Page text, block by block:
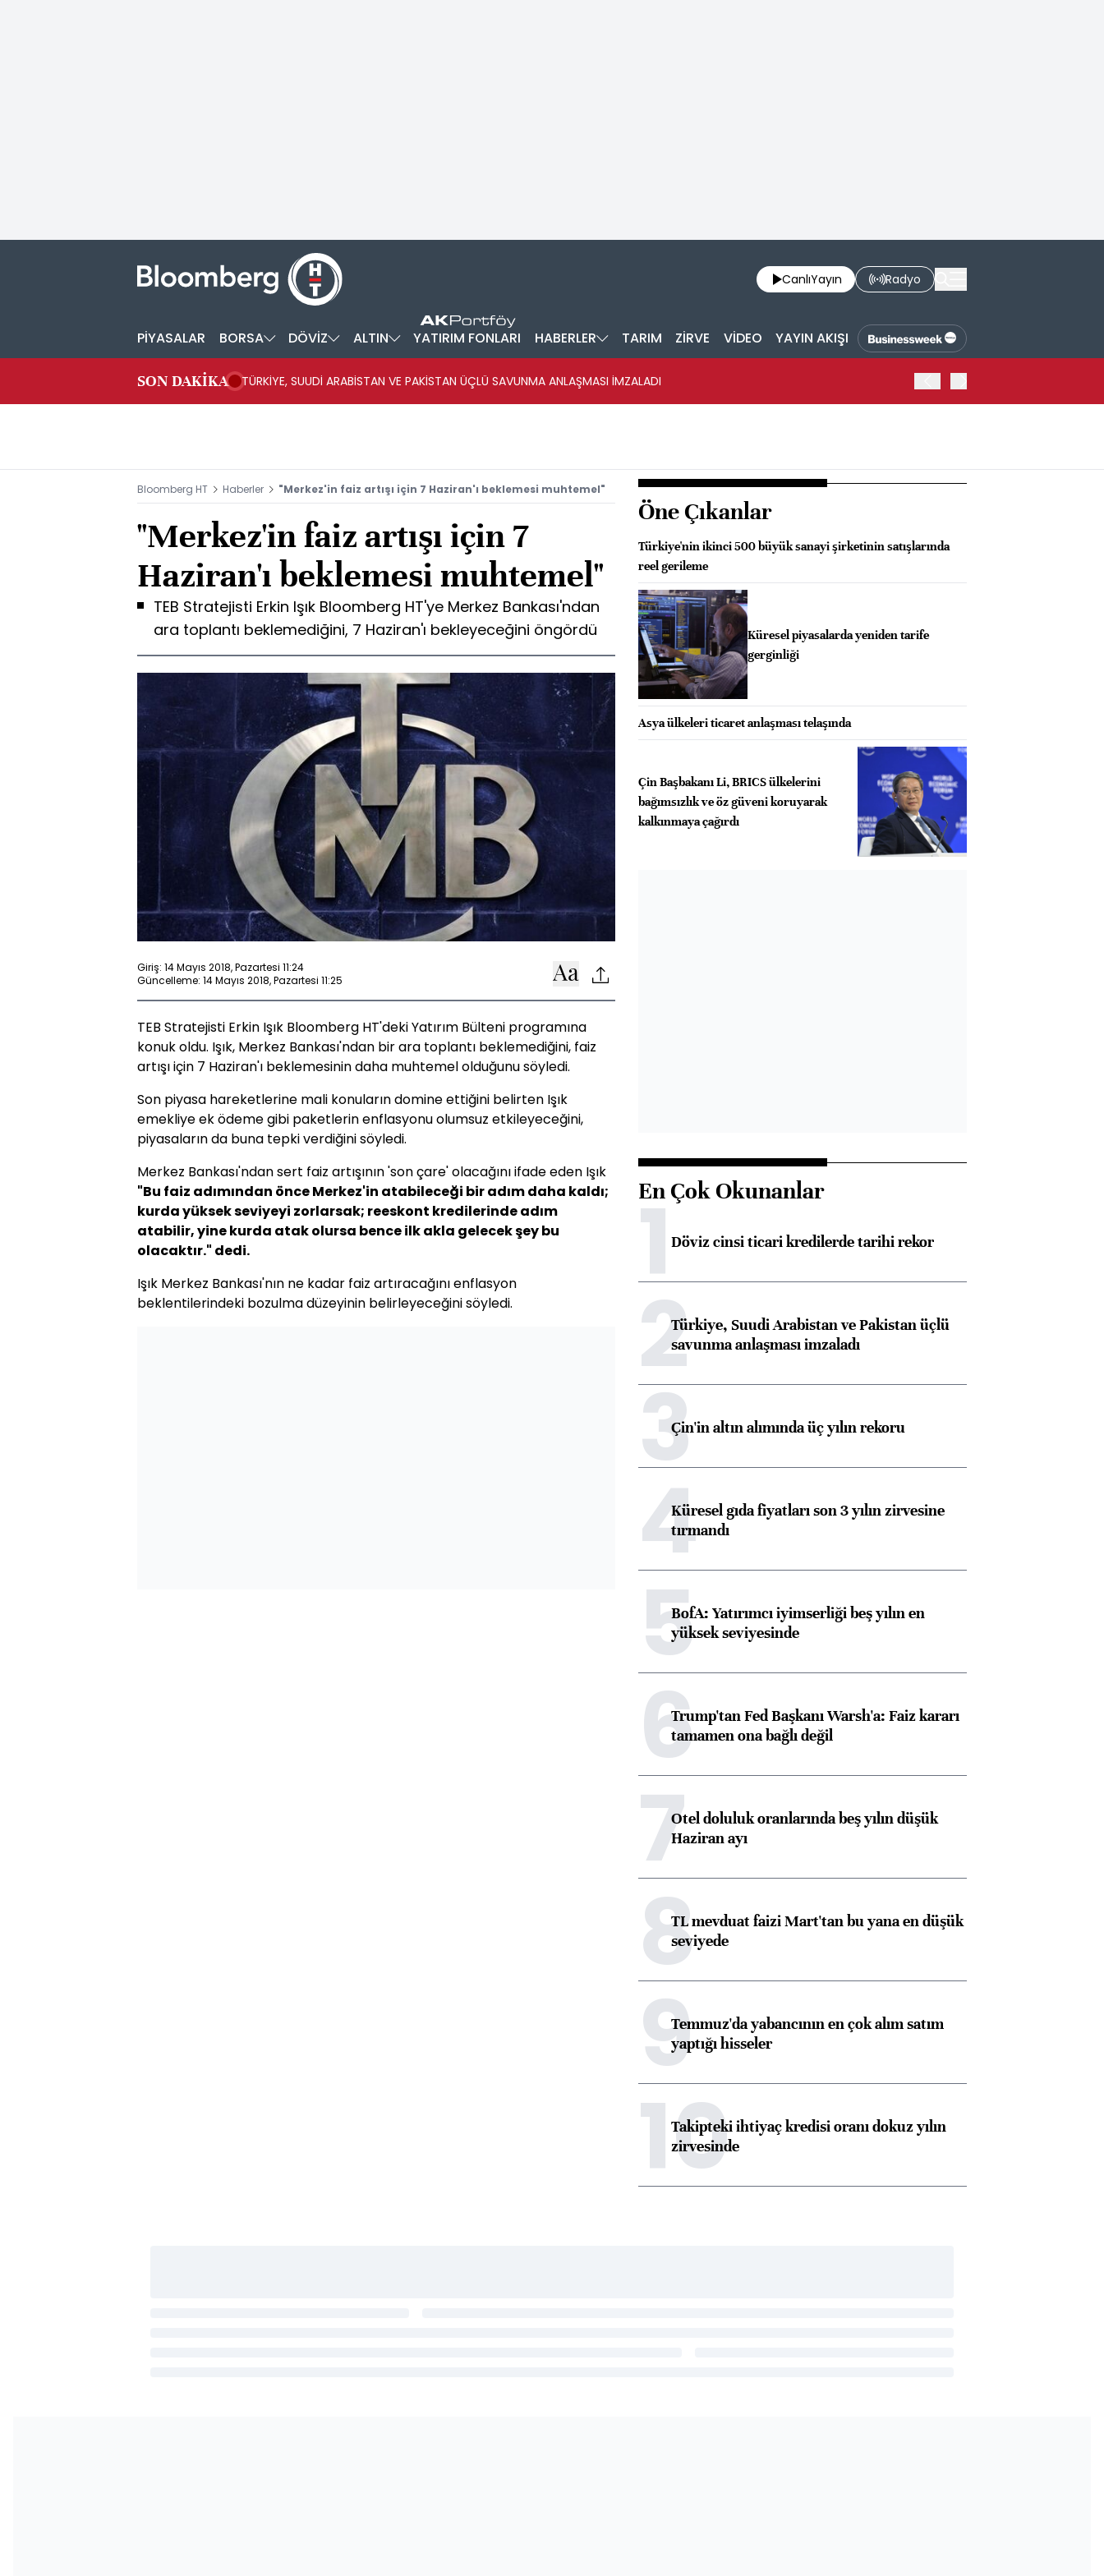
CanlıYayın Radyo
PİYASALAR BORSA DÖVİZ ALTIN YATIRIM FONLARI HABERLER TARIM ZİRVE VİDEO YAYIN AKIŞI
SON DAKİKA TÜRKİYE, SUUDİ ARABİSTAN VE PAKİSTAN ÜÇLÜ SAVUNMA ANLAŞMASI İMZALADI
Bloomberg HT Haberler "Merkez'in faiz artışı için 7 Haziran'ı beklemesi muhtemel"
"Merkez'in faiz artışı için 7
Haziran'ı beklemesi muhtemel"
TEB Stratejisti Erkin Işık Bloomberg HT'ye Merkez Bankası'ndan
ara toplantı beklemediğini, 7 Haziran'ı bekleyeceğini öngördü
Giriş: 14 Mayıs 2018, Pazartesi 11:24
Güncelleme: 14 Mayıs 2018, Pazartesi 11:25
TEB Stratejisti Erkin Işık Bloomberg HT'deki Yatırım Bülteni programına
konuk oldu. Işık, Merkez Bankası'ndan bir ara toplantı beklemediğini, faiz
artışı için 7 Haziran'ı beklemesinin daha muhtemel olduğunu söyledi.
Son piyasa hareketlerine mali konuların domine ettiğini belirten Işık
emekliye ek ödeme gibi paketlerin enflasyonu olumsuz etkileyeceğini,
piyasaların da buna tepki verdiğini söyledi.
Merkez Bankası'ndan sert faiz artışının 'son çare' olacağını ifade eden Işık
"Bu faiz adımından önce Merkez'in atabileceği bir adım daha kaldı;
kurda yüksek seviyeyi zorlarsak; reeskont kredilerinde adım
atabilir, yine kurda atak olursa bence ilk akla gelecek şey bu
olacaktır." dedi.
Işık Merkez Bankası'nın ne kadar faiz artıracağını enflasyon
beklentilerindeki bozulma düzeyinin belirleyeceğini söyledi.
Öne Çıkanlar
Türkiye'nin ikinci 500 büyük sanayi şirketinin satışlarında
reel gerileme
Küresel piyasalarda yeniden tarife
gerginliği
Asya ülkeleri ticaret anlaşması telaşında
Çin Başbakanı Li, BRICS ülkelerini
bağımsızlık ve öz güveni koruyarak
kalkınmaya çağırdı
En Çok Okunanlar
1Döviz cinsi ticari kredilerde tarihi rekor
2Türkiye, Suudi Arabistan ve Pakistan üçlü
savunma anlaşması imzaladı
3Çin'in altın alımında üç yılın rekoru
4Küresel gıda fiyatları son 3 yılın zirvesine
tırmandı
5BofA: Yatırımcı iyimserliği beş yılın en
yüksek seviyesinde
6Trump'tan Fed Başkanı Warsh'a: Faiz kararı
tamamen ona bağlı değil
7Otel doluluk oranlarında beş yılın düşük
Haziran ayı
8TL mevduat faizi Mart'tan bu yana en düşük
seviyede
9Temmuz'da yabancının en çok alım satım
yaptığı hisseler
10
Takipteki ihtiyaç kredisi oranı dokuz yılın
zirvesinde